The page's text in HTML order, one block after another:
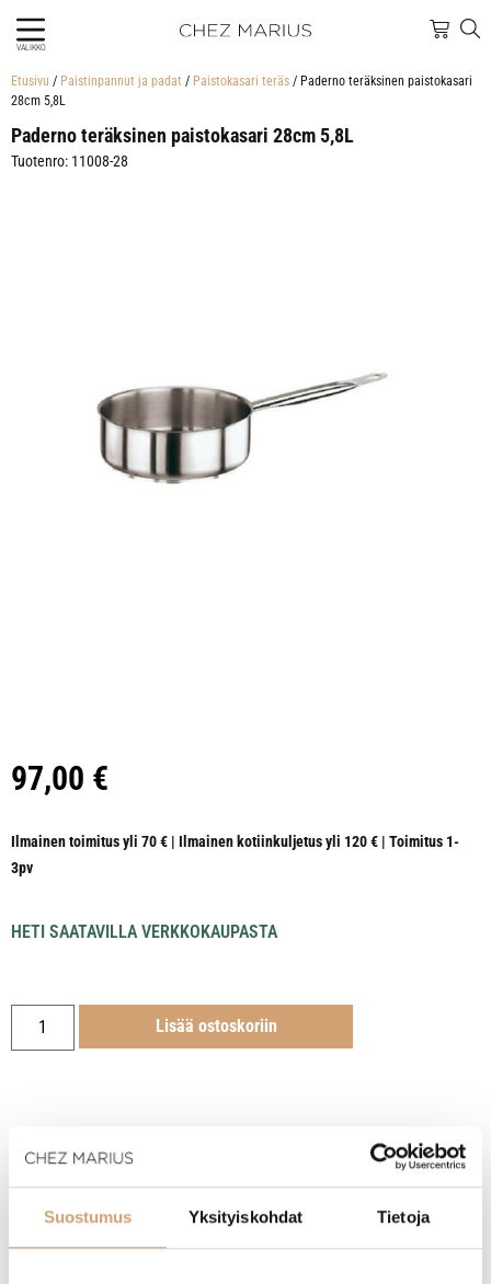
Suostumus Yksityiskohdat Tietoja
VALIKKO
Etusivu / Paistinpannut ja padat / Paistokasari teräs / Paderno teräksinen paistokasari
28cm 5,8L
Paderno teräksinen paistokasari 28cm 5,8L
Tuotenro: 11008-28
97,00 €
Ilmainen toimitus yli 70 € | Ilmainen kotiinkuljetus yli 120 € | Toimitus 1-
3pv
HETI SAATAVILLA VERKKOKAUPASTA
Lisää ostoskoriin